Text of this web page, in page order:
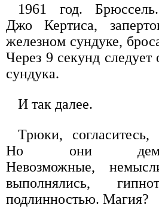
1961 год.
Джо Кертиса,
железном сундуке,
Через 9 секунд следует
сундука.
И так далее.
Трюки, согласитесь,
Но они
Невозможные,
выполнялись,
подлинностью. Магия?